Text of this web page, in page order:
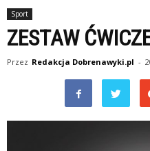
Sport
ZESTAW
Przez Redakcja Dobrenawyki.pl -